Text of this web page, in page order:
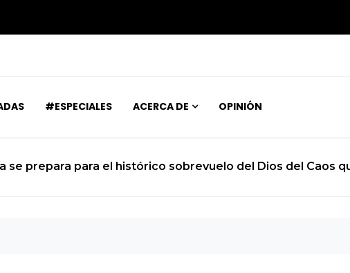
#ESPECIALES ACERCA DE OPINIÓN
se prepara para el histórico sobrevuelo del Dios del Caos